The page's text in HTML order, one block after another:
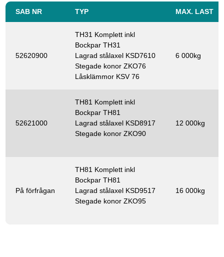
SAB NR TYP MAX. LAST
52620900
TH31 Komplett inkl
Bockpar TH31
Lagrad stålaxel KSD7610
Stegade konor ZKO76
Låsklämmor KSV 76
6 000kg
52621000
TH81 Komplett inkl
Bockpar TH81
Lagrad stålaxel KSD8917
Stegade konor ZKO90
12 000kg
På förfrågan
TH81 Komplett inkl
Bockpar TH81
Lagrad stålaxel KSD9517
Stegade konor ZKO95
16 000kg